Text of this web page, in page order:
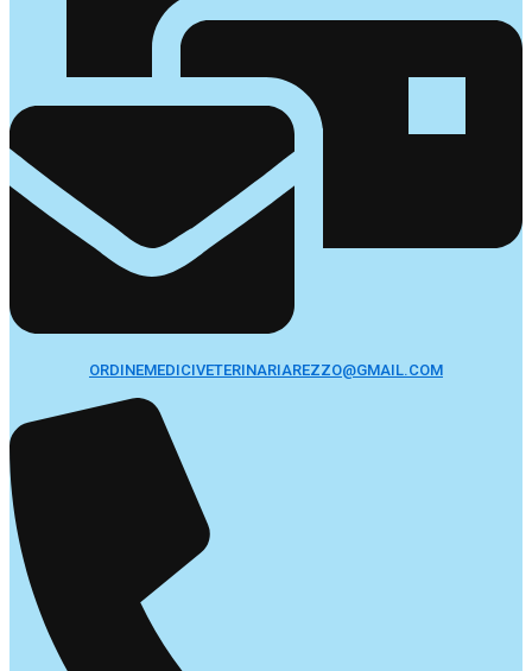
ORDINEMEDICIVETERINARIAREZZO@GMAIL.COM